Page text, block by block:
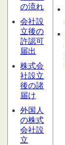
の流れ
会社設
立後の
許認可
届出
株式会
社設立
後の諸
届け
外国人
の株式
会社設
立